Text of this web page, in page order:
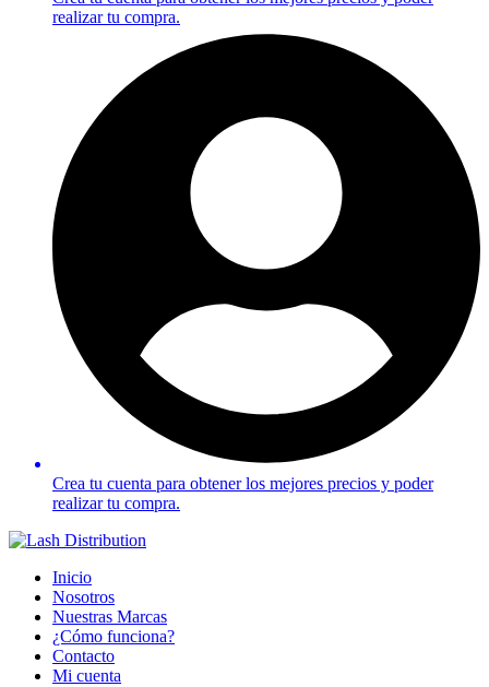
realizar tu compra.
Crea tu cuenta para obtener los mejores precios y poder
realizar tu compra.
Inicio
Nosotros
Nuestras Marcas
¿Cómo funciona?
Contacto
Mi cuenta